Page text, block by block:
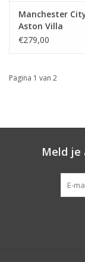
Manchester
Aston Villa
€279,00
Pagina 1 van 2
Meld je